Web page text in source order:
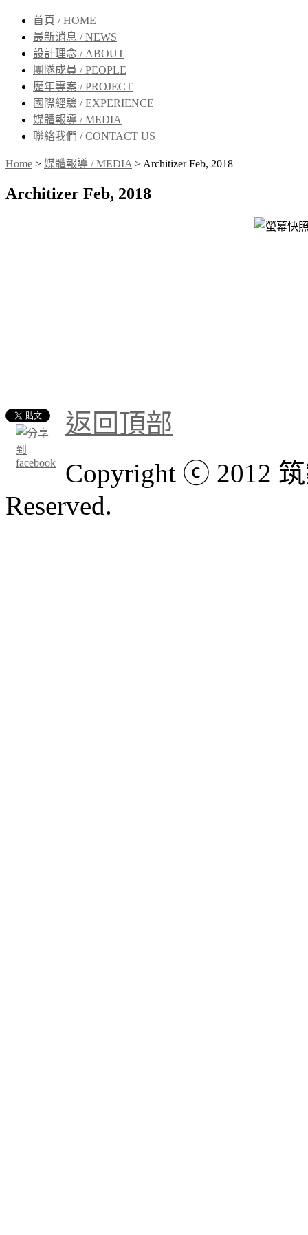
首頁 / HOME
最新消息 / NEWS
設計理念 / ABOUT
團隊成員 / PEOPLE
歷年專案 / PROJECT
國際經驗 / EXPERIENCE
媒體報導 / MEDIA
聯絡我們 / CONTACT US
Home > 媒體報導 / MEDIA > Architizer Feb, 2018
Architizer Feb, 2018
返回頂部
Copyright ⓒ 2012
Reserved.